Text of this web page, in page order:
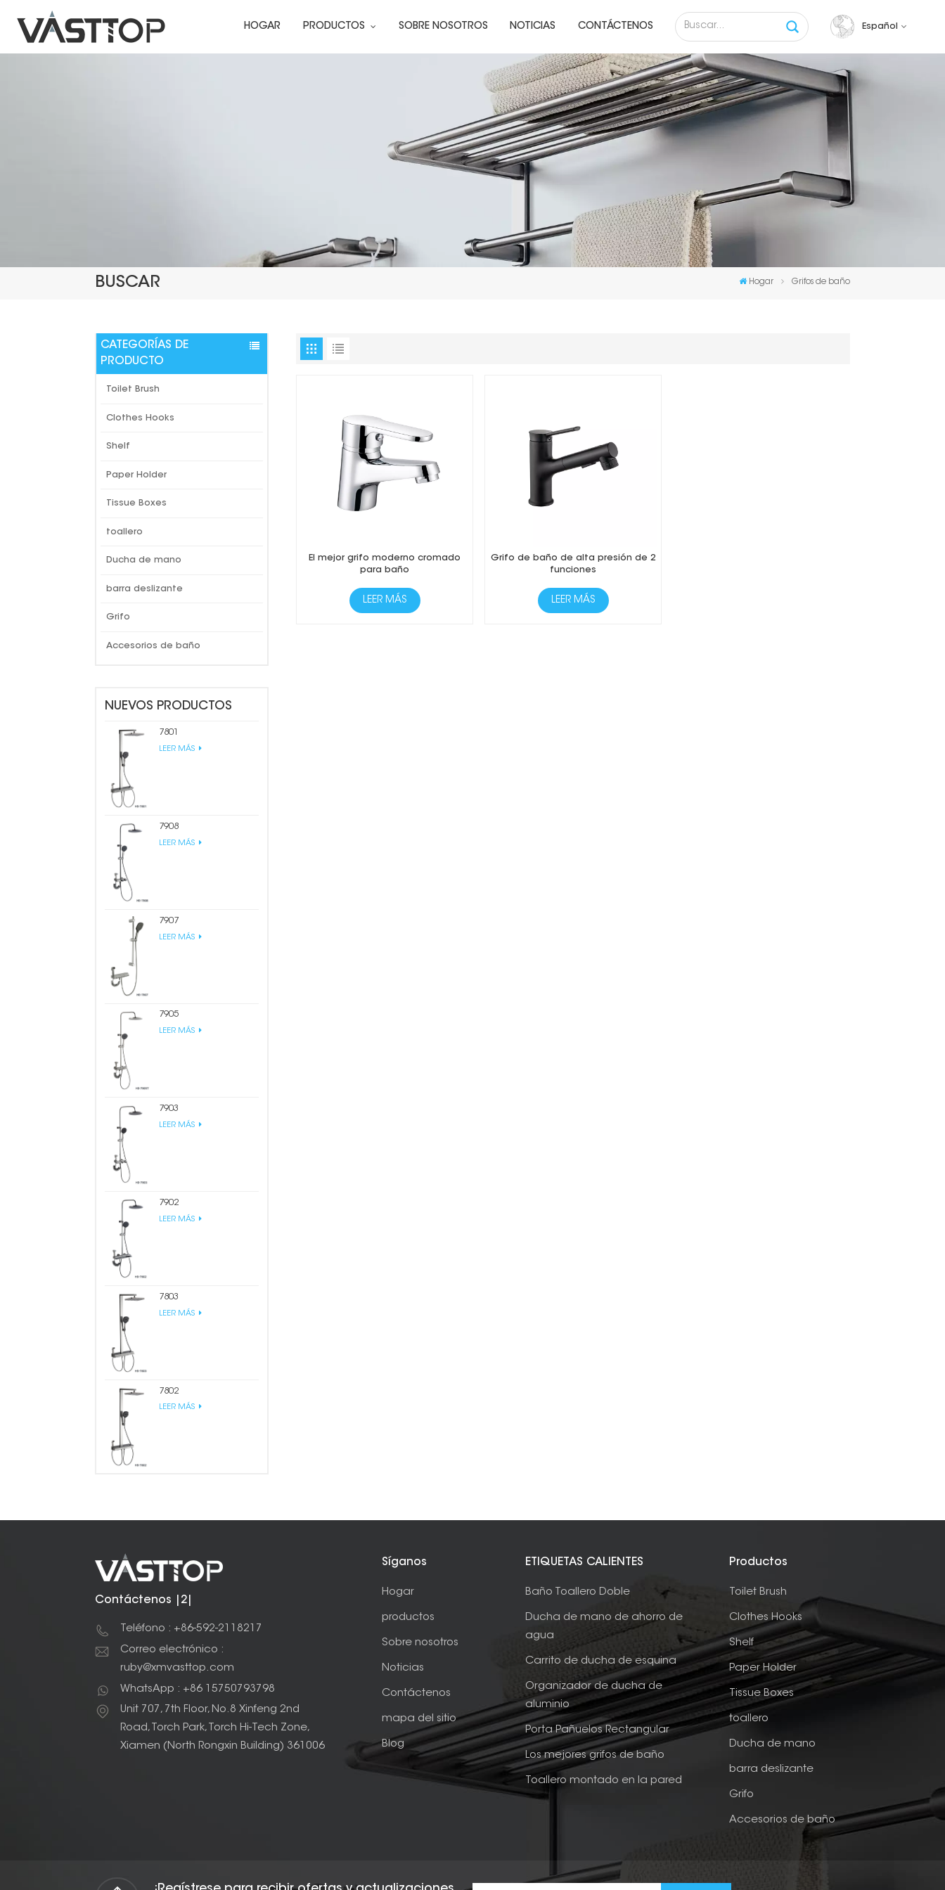
HOGAR PRODUCTOS SOBRE NOSOTROS NOTICIAS CONTÁCTENOS Español
English
français
русский
español
BUSCAR Hogar Grifos de baño
CATEGORÍAS DE
PRODUCTO
Toilet Brush
Clothes Hooks
Shelf
Paper Holder
Tissue Boxes
toallero
Ducha de mano
barra deslizante
Grifo
Accesorios de baño
NUEVOS PRODUCTOS
7801
LEER MÁS
7908
LEER MÁS
7907
LEER MÁS
7905
LEER MÁS
7903
LEER MÁS
7902
LEER MÁS
7803
LEER MÁS
7802
LEER MÁS
El mejor grifo moderno cromado
para baño
LEER MÁS
Grifo de baño de alta presión de 2
funciones
LEER MÁS
Contáctenos |2|
Teléfono : +86-592-2118217
Correo electrónico :
ruby@xmvasttop.com
WhatsApp : +86 15750793798
Unit 707, 7th Floor, No.8 Xinfeng 2nd
Road, Torch Park, Torch Hi-Tech Zone,
Xiamen (North Rongxin Building) 361006
Síganos
Hogar
productos
Sobre nosotros
Noticias
Contáctenos
mapa del sitio
Blog
ETIQUETAS CALIENTES
Baño Toallero Doble
Ducha de mano de ahorro de
agua
Carrito de ducha de esquina
Organizador de ducha de
aluminio
Porta Pañuelos Rectangular
Los mejores grifos de baño
Toallero montado en la pared
Productos
Toilet Brush
Clothes Hooks
Shelf
Paper Holder
Tissue Boxes
toallero
Ducha de mano
barra deslizante
Grifo
Accesorios de baño